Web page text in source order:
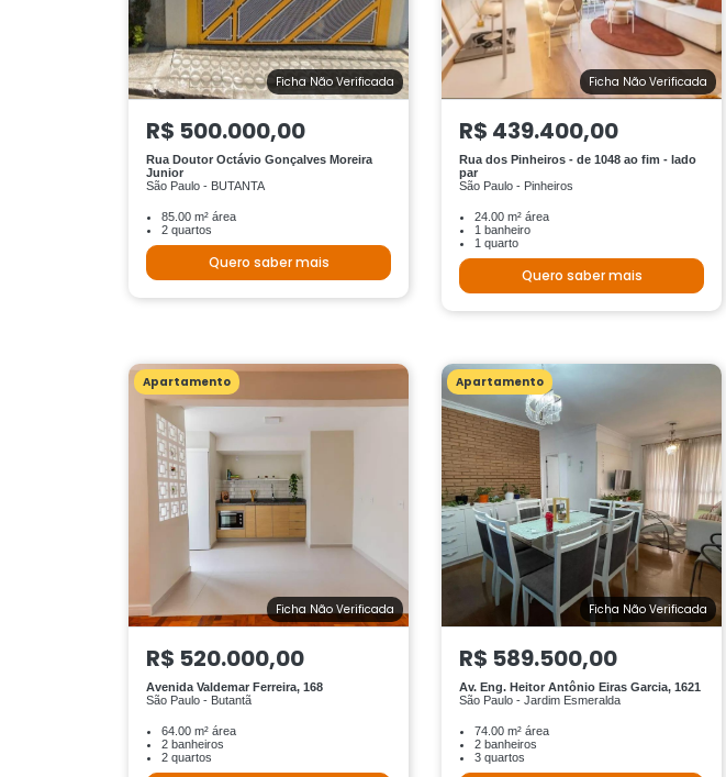
Ficha Não Verificada
R$ 500.000,00
Rua Doutor Octávio Gonçalves Moreira
Junior
São Paulo - BUTANTA
85.00 m² área
2 quartos
Quero saber mais
Ficha Não Verificada
R$ 439.400,00
Rua dos Pinheiros - de 1048 ao fim - lado
par
São Paulo - Pinheiros
24.00 m² área
1 banheiro
1 quarto
Quero saber mais
Apartamento
Ficha Não Verificada
R$ 520.000,00
Avenida Valdemar Ferreira, 168
São Paulo - Butantã
64.00 m² área
2 banheiros
2 quartos
Apartamento
Ficha Não Verificada
R$ 589.500,00
Av. Eng. Heitor Antônio Eiras Garcia, 1621
São Paulo - Jardim Esmeralda
74.00 m² área
2 banheiros
3 quartos